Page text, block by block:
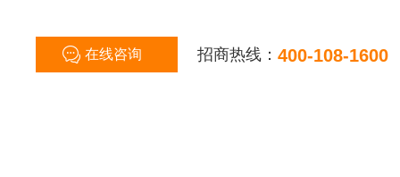
在线咨询 招商热线： 400-108-1600